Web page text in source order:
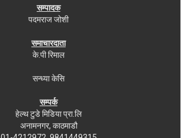
सम्पादक
पदमराज जोशी
समाचारदाता
के.पी रिमाल
सन्ध्या केसि
सम्पर्क
हेल्थ टुडे मिडिया प्रा.लि
अनामनगर, काठमाडौ